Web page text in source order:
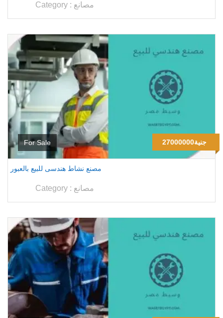
Category : مصانع
For Sale 27000000جنية
مصنع نشاط هندسى للبيع بالعبور
Category : مصانع